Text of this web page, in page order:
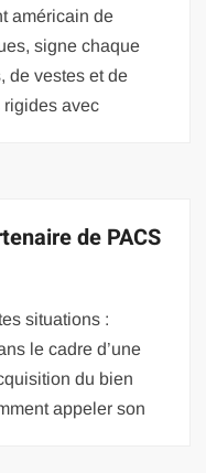
américain de
signe chaque
de vestes et de
rigides avec
de PACS
situations :
le cadre d’une
du bien
appeler son